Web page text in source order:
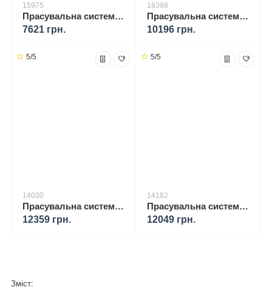
15975
Прасувальна система BRAUN IS 5145 WH 00000015975
7621 грн.
18398
Прасувальна система BRAUN IS 5155 BK 00000018398
10196 грн.
5/5
14030
Прасувальна система BRAUN IS 7143 WH 00000014030
12359 грн.
5/5
14182
Прасувальна система BRAUN IS 7156 BK 00000014182
12049 грн.
Зміст: